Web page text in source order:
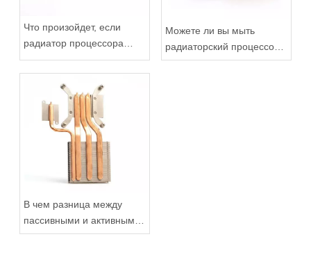
Что произойдет, если
радиатор процессора
слишком мал?
Можете ли вы мыть
радиаторский процессор с
водой?
В чем разница между
пассивными и активными
радиаторами